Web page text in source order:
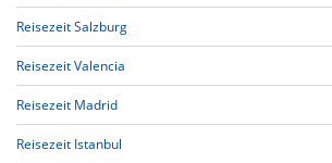
Reisezeit Salzburg
Reisezeit Valencia
Reisezeit Madrid
Reisezeit Istanbul